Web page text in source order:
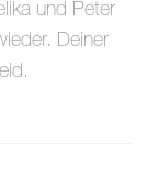
und Peter
Deiner